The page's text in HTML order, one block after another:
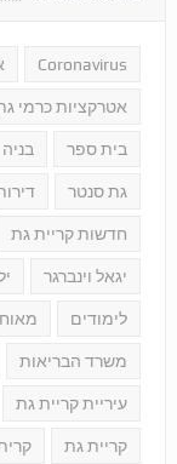
Coronavirus
אטרקציות כרמי
בית ספר בניה
גת סנטר
חדשות קריית גת
יגאל וינברגר
לימודים
משרד הבריאות
עיריית קריית גת
קריית גת